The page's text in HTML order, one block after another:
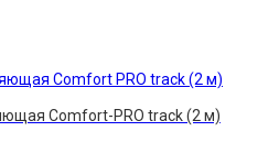
Comfort-PRO track (2 м)